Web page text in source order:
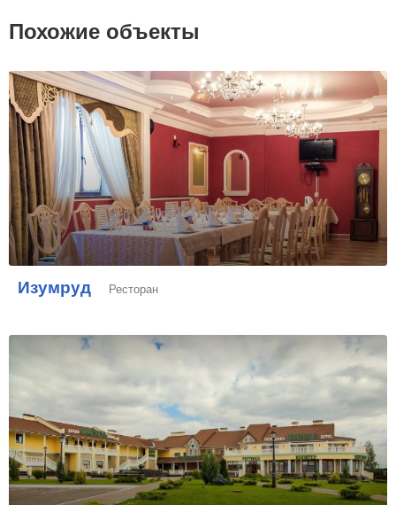
Похожие объекты
Изумруд Ресторан